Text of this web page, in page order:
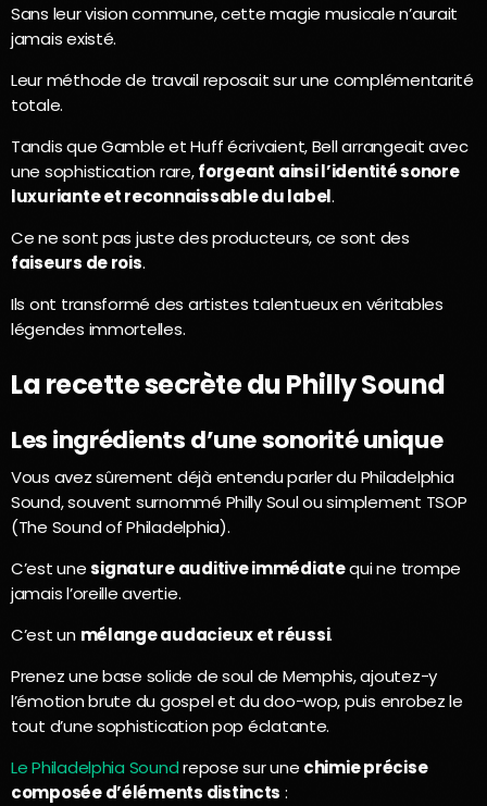
Sans leur vision commune, cette magie musicale n’aurait
jamais existé.
Leur méthode de travail reposait sur une complémentarité
totale.
Tandis que Gamble et Huff écrivaient, Bell arrangeait avec
une sophistication rare,forgeant ainsi l’identité sonore
luxuriante et reconnaissable du label.
Ce ne sont pas juste des producteurs, ce sont des
faiseurs de rois.
Ils ont transformé des artistes talentueux en véritables
légendes immortelles.
La recette secrète du Philly Sound
Les ingrédients d’une sonorité unique
Vous avez sûrement déjà entendu parler du Philadelphia
Sound, souvent surnommé Philly Soul ou simplement TSOP
(The Sound of Philadelphia).
C’est unesignature auditive immédiatequi ne trompe
jamais l’oreille avertie.
C’est un mélange audacieux et réussi.
Prenez une base solide de soul de Memphis, ajoutez-y
l’émotion brute du gospel et du doo-wop, puis enrobez le
tout d’une sophistication pop éclatante.
Le Philadelphia Soundrepose sur une chimie précise
composée d’éléments distincts :